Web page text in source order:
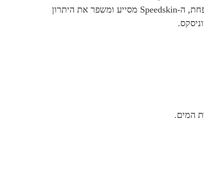
לשמור על הגוף בטמפרטורה אופטימלית בתנאי שייט. חיתוך ארגונומי להתאמה מעולה ולגרור מופחת, ה-Speedskin מסייע ומשפר את היתרון
המים.